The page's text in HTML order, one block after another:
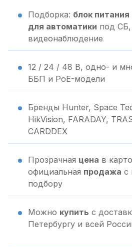
Подборка: блок питания
для автоматики под
видеонаблюдение
12 / 24 / 48 В, одно- и
ББП и PoE-модели
Бренды Hunter, Space
HikVision, FARADAY,
CARDDEX
Прозрачная цена в
официальная продажа с
подбору
Можно купить с
Петербургу и всей